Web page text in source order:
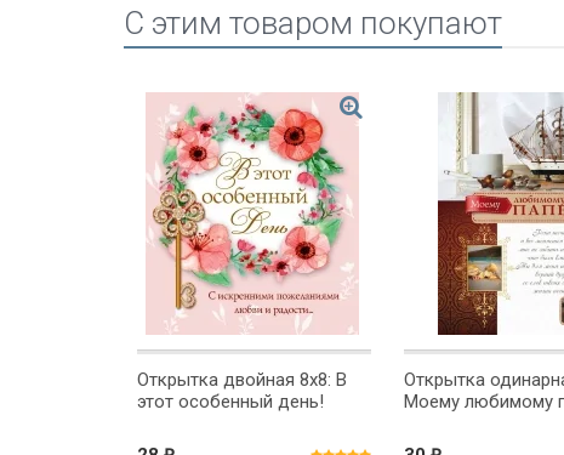
C этим товаром покупают
Открытка двойная 8х8: В
этот особенный день!
Открытка
Моему любимому